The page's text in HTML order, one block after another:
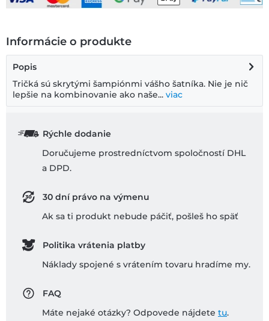
Informácie o produkte
Popis
Tričká sú skrytými šampiónmi vášho šatníka. Nie je nič
lepšie na kombinovanie ako naše... viac
Rýchle dodanie
Doručujeme prostredníctvom spoločností DHL
a DPD.
30 dní právo na výmenu
Ak sa ti produkt nebude páčiť, pošleš ho späť
Politika vrátenia platby
Náklady spojené s vrátením tovaru hradíme my.
FAQ
Máte nejaké otázky? Odpovede nájdete tu.